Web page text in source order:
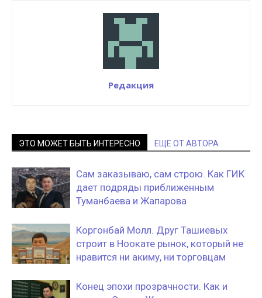
Редакция
ЭТО МОЖЕТ БЫТЬ ИНТЕРЕСНО ЕЩЕ ОТ АВТОРА
Сам заказываю, сам строю. Как ГИК
дает подряды приближенным
Туманбаева и Жапарова
Коргонбай Молл. Друг Ташиевых
строит в Ноокате рынок, который не
нравится ни акиму, ни торговцам
Конец эпохи прозрачности. Как и